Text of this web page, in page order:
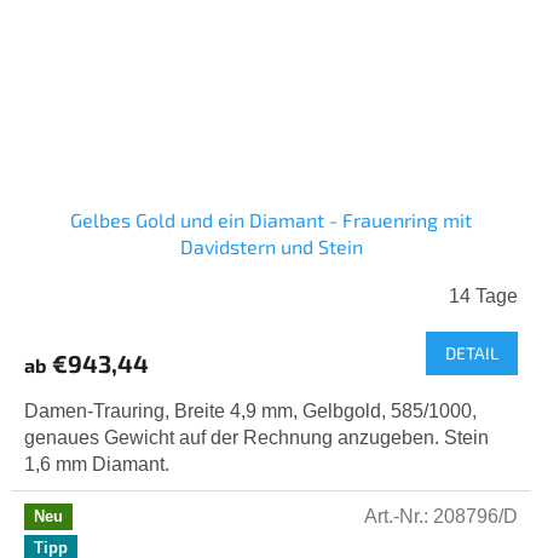
Gelbes Gold und ein Diamant - Frauenring mit
Davidstern und Stein
14 Tage
ab €943,44 DETAIL
Damen-Trauring, Breite 4,9 mm, Gelbgold, 585/1000,
genaues Gewicht auf der Rechnung anzugeben. Stein
1,6 mm Diamant.
Neu
Tipp
Art.-Nr.: 208796/D